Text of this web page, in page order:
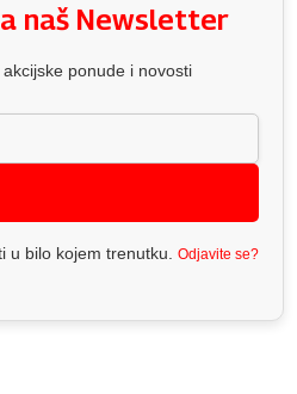
naš Newsletter
ponude i novosti
u bilo kojem trenutku. Odjavite se?